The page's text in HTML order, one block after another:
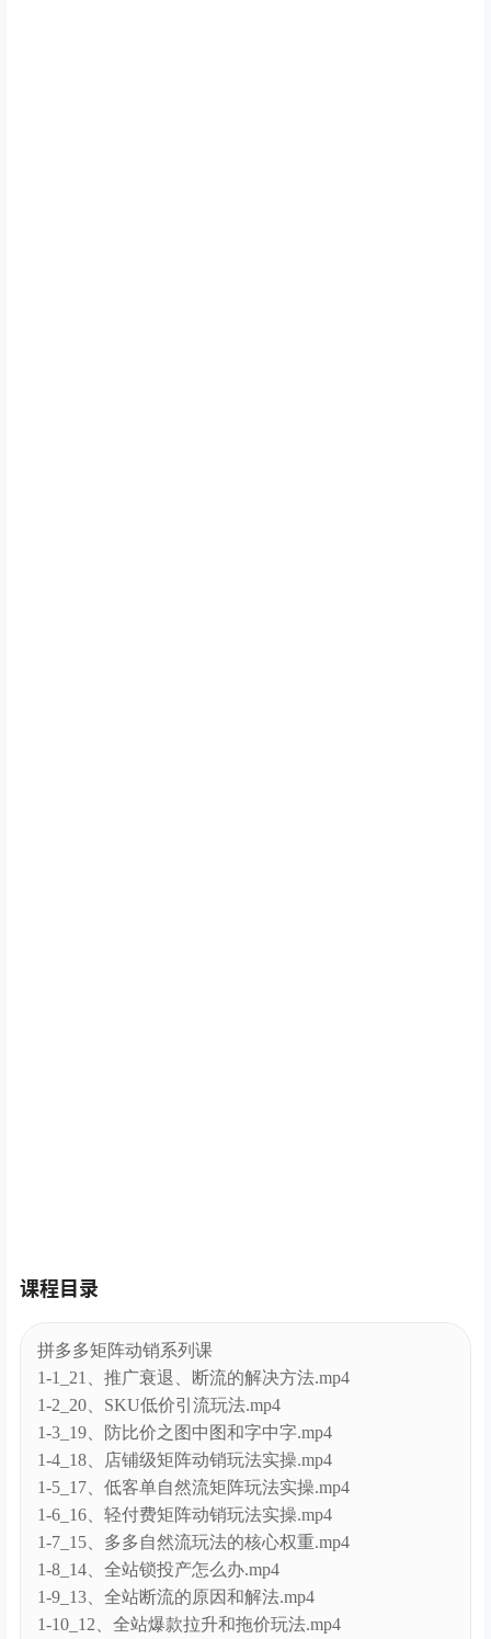
课程目录
拼多多矩阵动销系列课
1-1_21、推广衰退、断流的解决方法.mp4
1-2_20、SKU低价引流玩法.mp4
1-3_19、防比价之图中图和字中字.mp4
1-4_18、店铺级矩阵动销玩法实操.mp4
1-5_17、低客单自然流矩阵玩法实操.mp4
1-6_16、轻付费矩阵动销玩法实操.mp4
1-7_15、多多自然流玩法的核心权重.mp4
1-8_14、全站锁投产怎么办.mp4
1-9_13、全站断流的原因和解法.mp4
1-10_12、全站爆款拉升和拖价玩法.mp4